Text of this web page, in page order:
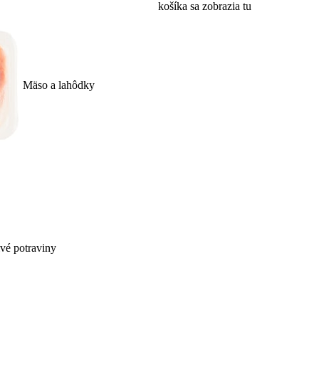
Mäso a lahôdky
potraviny
košíka sa zobrazia tu